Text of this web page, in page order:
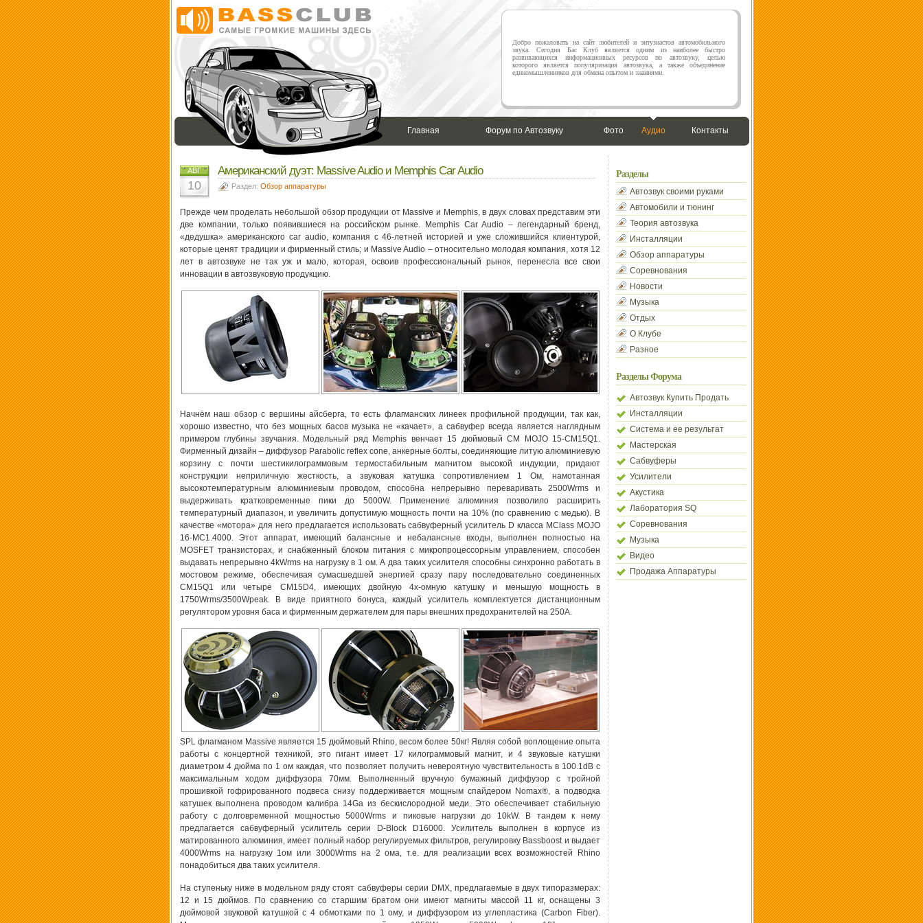
Добро пожаловать на сайт любителей и энтузиастов автомобильного
звука. Сегодня Бас Клуб является одним из наиболее быстро
развивающихся информационных ресурсов по автозвуку, целью
которого является популяризация автозвука, а также объединение
единомышленников для обмена опытом и знаниями.
Главная Форум по Автозвуку Фото Аудио Контакты
АВГ
10
Американский дуэт: Massive Audio и Memphis Car Audio
Раздел: Обзор аппаратуры
Прежде чем проделать небольшой обзор продукции от Massive и Memphis, в двух словах представим эти
две компании, только появившиеся на российском рынке. Memphis Car Audio – легендарный бренд,
«дедушка» американского car audio, компания с 46-летней историей и уже сложившийся клиентурой,
которые ценят традиции и фирменный стиль; и Massive Audio – относительно молодая компания, хотя 12
лет в автозвуке не так уж и мало, которая, освоив профессиональный рынок, перенесла все свои
инновации в автозвуковую продукцию.
Начнём наш обзор с вершины айсберга, то есть флагманских линеек профильной продукции, так как,
хорошо известно, что без мощных басов музыка не «качает», а сабвуфер всегда является наглядным
примером глубины звучания. Модельный ряд Memphis венчает 15 дюймовый CM MOJO 15-CM15Q1.
Фирменный дизайн – диффузор Parabolic reflex cone, анкерные болты, соединяющие литую алюминиевую
корзину с почти шестикилограммовым термостабильным магнитом высокой индукции, придают
конструкции неприличную жесткость, а звуковая катушка сопротивлением 1 Ом, намотанная
высокотемпературным алюминиевым проводом, способна непрерывно переваривать 2500Wrms и
выдерживать кратковременные пики до 5000W. Применение алюминия позволило расширить
температурный диапазон, и увеличить допустимую мощность почти на 10% (по сравнению с медью). В
качестве «мотора» для него предлагается использовать сабвуферный усилитель D класса MClass MOJO
16-MC1.4000. Этот аппарат, имеющий балансные и небалансные входы, выполнен полностью на
MOSFET транзисторах, и снабженный блоком питания с микропроцессорным управлением, способен
выдавать непрерывно 4kWrms на нагрузку в 1 ом. А два таких усилителя способны синхронно работать в
мостовом режиме, обеспечивая сумасшедшей энергией сразу пару последовательно соединенных
CM15Q1 или четыре CM15D4, имеющих двойную 4х-омную катушку и меньшую мощность в
1750Wrms/3500Wpeak. В виде приятного бонуса, каждый усилитель комплектуется дистанционным
регулятором уровня баса и фирменным держателем для пары внешних предохранителей на 250А.
SPL флагманом Massive является 15 дюймовый Rhino, весом более 50кг! Являя собой воплощение опыта
работы с концертной техникой, это гигант имеет 17 килограммовый магнит, и 4 звуковые катушки
диаметром 4 дюйма по 1 ом каждая, что позволяет получить невероятную чувствительность в 100.1dB с
максимальным ходом диффузора 70мм. Выполненный вручную бумажный диффузор с тройной
прошивкой гофрированного подвеса снизу поддерживается мощным спайдером Nomax®, а подводка
катушек выполнена проводом калибра 14Ga из бескислородной меди. Это обеспечивает стабильную
работу с долговременной мощностью 5000Wrms и пиковые нагрузки до 10kW. В тандем к нему
предлагается сабвуферный усилитель серии D-Block D16000. Усилитель выполнен в корпусе из
матированного алюминия, имеет полный набор регулируемых фильтров, регулировку Bassboost и выдает
4000Wrms на нагрузку 1ом или 3000Wrms на 2 ома, т.е. для реализации всех возможностей Rhino
понадобиться два таких усилителя.
На ступеньку ниже в модельном ряду стоят сабвуферы серии DMX, предлагаемые в двух типоразмерах:
12 и 15 дюймов. По сравнению со старшим братом они имеют магниты массой 11 кг, оснащены 3
дюймовой звуковой катушкой с 4 обмотками по 1 ому, и диффузором из углепластика (Carbon Fiber).
Разделы
Автозвук своими руками
Автомобили и тюнинг
Теория автозвука
Инсталляции
Обзор аппаратуры
Соревнования
Новости
Музыка
Отдых
О Клубе
Разное
Разделы Форума
Автозвук Купить Продать
Инсталляции
Система и ее результат
Мастерская
Сабвуферы
Усилители
Акустика
Лаборатория SQ
Соревнования
Музыка
Видео
Продажа Аппаратуры